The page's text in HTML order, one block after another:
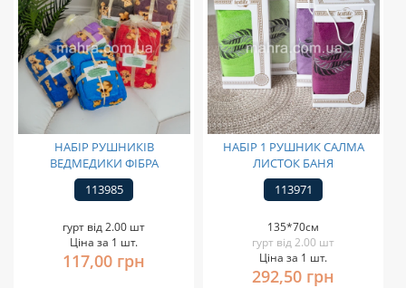
НАБІР РУШНИКІВ
ВЕДМЕДИКИ ФІБРА
113985
гурт від 2.00 шт
Ціна за 1 шт.
117,00 грн
НАБІР 1 РУШНИК САЛМА
ЛИСТОК БАНЯ
113971
135*70см
гурт від 2.00 шт
Ціна за 1 шт.
292,50 грн